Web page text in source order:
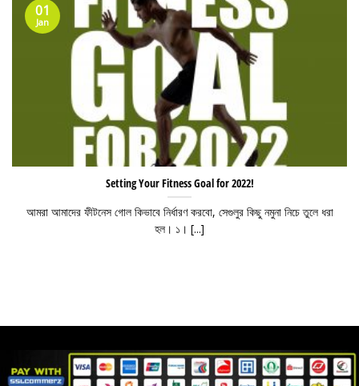
Setting Your Fitness Goal for 2022!
আমরা আমাদের ফীটনেস গোল কিভাবে নির্ধারণ করবো, সেগুলুর কিছু নমুনা নিচে তুলে ধরা
হল। ১। [...]
01
Jan